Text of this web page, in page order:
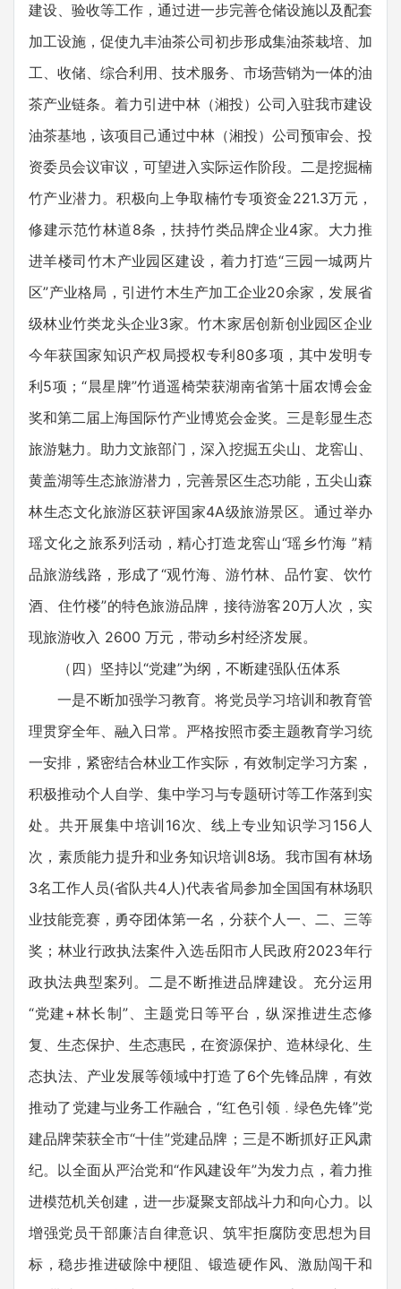
建设、验收等工作，通过进一步完善仓储设施以及配套
加工设施，促使九丰油茶公司初步形成集油茶栽培、加
工、收储、综合利用、技术服务、市场营销为一体的油
茶产业链条。着力引进中林（湘投）公司入驻我市建设
油茶基地，该项目己通过中林（湘投）公司预审会、投
资委员会议审议，可望进入实际运作阶段。二是挖掘楠
竹产业潜力。积极向上争取楠竹专项资金221.3万元，
修建示范竹林道8条，扶持竹类品牌企业4家。大力推
进羊楼司竹木产业园区建设，着力打造“三园一城两片
区”产业格局，引进竹木生产加工企业20余家，发展省
级林业竹类龙头企业3家。竹木家居创新创业园区企业
今年获国家知识产权局授权专利80多项，其中发明专
利5项；“晨星牌”竹逍遥椅荣获湖南省第十届农博会金
奖和第二届上海国际竹产业博览会金奖。三是彰显生态
旅游魅力。助力文旅部门，深入挖掘五尖山、龙窖山、
黄盖湖等生态旅游潜力，完善景区生态功能，五尖山森
林生态文化旅游区获评国家4A级旅游景区。通过举办
瑶文化之旅系列活动，精心打造龙窖山“瑶乡竹海 ”精
品旅游线路，形成了“观竹海、游竹林、品竹宴、饮竹
酒、住竹楼”的特色旅游品牌，接待游客20万人次，实
现旅游收入 2600 万元，带动乡村经济发展。
（四）坚持以“党建”为纲，不断建强队伍体系
一是不断加强学习教育。将党员学习培训和教育管
理贯穿全年、融入日常。严格按照市委主题教育学习统
一安排，紧密结合林业工作实际，有效制定学习方案，
积极推动个人自学、集中学习与专题研讨等工作落到实
处。共开展集中培训16次、线上专业知识学习156人
次，素质能力提升和业务知识培训8场。我市国有林场
3名工作人员(省队共4人)代表省局参加全国国有林场职
业技能竞赛，勇夺团体第一名，分获个人一、二、三等
奖；林业行政执法案件入选岳阳市人民政府2023年行
政执法典型案列。二是不断推进品牌建设。充分运用
“党建+林长制”、主题党日等平台，纵深推进生态修
复、生态保护、生态惠民，在资源保护、造林绿化、生
态执法、产业发展等领域中打造了6个先锋品牌，有效
推动了党建与业务工作融合，“红色引领﹒绿色先锋”党
建品牌荣获全市“十佳”党建品牌；三是不断抓好正风肃
纪。以全面从严治党和“作风建设年”为发力点，着力推
进模范机关创建，进一步凝聚支部战斗力和向心力。以
增强党员干部廉洁自律意识、筑牢拒腐防变思想为目
标，稳步推进破除中梗阻、锻造硬作风、激励闯干和